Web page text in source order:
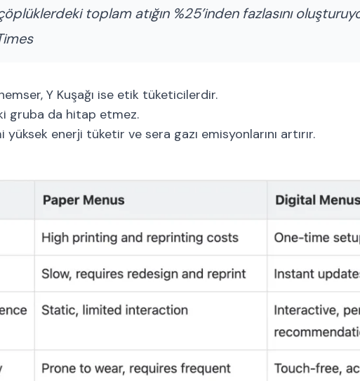
toplam atığın %25’inden fazlasını
Y Kuşağı ise etik tüketicilerdir.
gruba da hitap etmez.
enerji tüketir ve sera gazı emisyonlarını artırır.